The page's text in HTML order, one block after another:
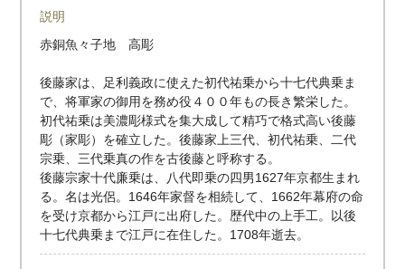
説明
赤銅魚々子地 高彫
後藤家は、足利義政に使えた初代祐乗から十七代典乗ま
で、将軍家の御用を務め役４００年もの長き繁栄した。
初代祐乗は美濃彫様式を集大成して精巧で格式高い後藤
彫（家彫）を確立した。後藤家上三代、初代祐乗、二代
宗乗、三代乗真の作を古後藤と呼称する。
後藤宗家十代廉乗は、八代即乗の四男1627年京都生まれ
る。名は光侶。1646年家督を相続して、1662年幕府の命
を受け京都から江戸に出府した。歴代中の上手工。以後
十七代典乗まで江戸に在住した。1708年逝去。